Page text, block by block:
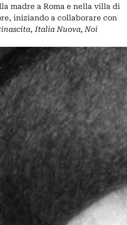
madre a Roma e nella villa di
iniziando a collaborare con
,Italia Nuova, Noi